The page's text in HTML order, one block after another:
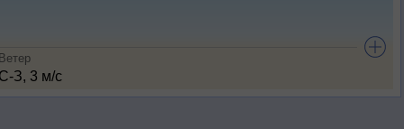
З, 3 м/с